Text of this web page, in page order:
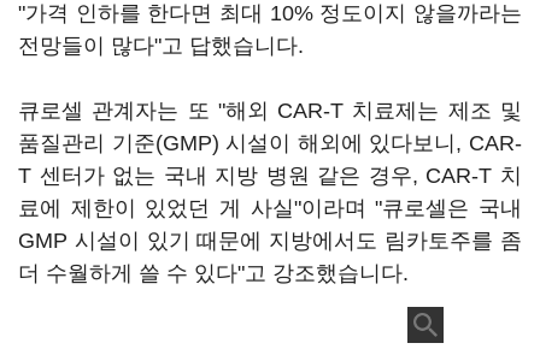
"가격 인하를 한다면 최대 10% 정도이지 않을까라는
전망들이 많다"고 답했습니다.
큐로셀 관계자는 또 "해외 CAR-T 치료제는 제조 및
품질관리 기준(GMP) 시설이 해외에 있다보니, CAR-
T 센터가 없는 국내 지방 병원 같은 경우, CAR-T 치
료에 제한이 있었던 게 사실"이라며 "큐로셀은 국내
GMP 시설이 있기 때문에 지방에서도 림카토주를 좀
더 수월하게 쓸 수 있다"고 강조했습니다.